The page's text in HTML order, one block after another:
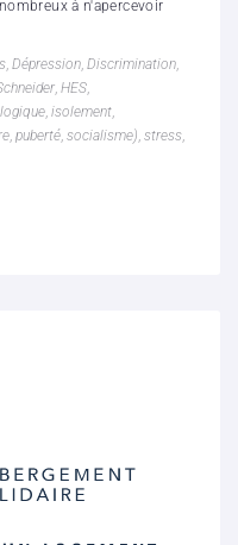
à n'apercevoir
, Dépression, Discrimination,
, HES,
, isolement,
, puberté, socialisme), stress,